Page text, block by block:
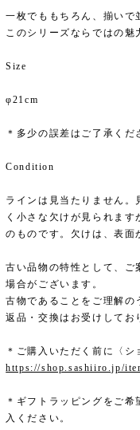
一枚でももちろん、揃いで
このシリーズならではの魅
Size
φ21cm
＊多少の誤差はご了承くだ
Condition
ラインは見当たりません
く小さな欠けが見られま
のものです。欠けは、表面
古い品物の特性として、ご
場合がございます。
古物であることをご理解の
返品・交換はお受けしてお
＊ご購入いただく前に〈シ
https://shop.sashiiro.jp/
＊ギフトラッピングをご
入ください。